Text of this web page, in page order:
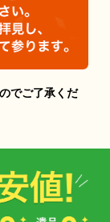
でご了承くだ